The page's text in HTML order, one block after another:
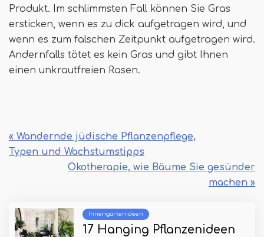
Produkt. Im schlimmsten Fall können Sie Gras
ersticken, wenn es zu dick aufgetragen wird, und
wenn es zum falschen Zeitpunkt aufgetragen wird.
Andernfalls tötet es kein Gras und gibt Ihnen
einen unkrautfreien Rasen.
« Wandernde jüdische Pflanzenpflege,
Typen und Wachstumstipps
Ökotherapie, wie Bäume Sie gesünder
machen »
Innengartenideen
17 Hanging Pflanzenideen